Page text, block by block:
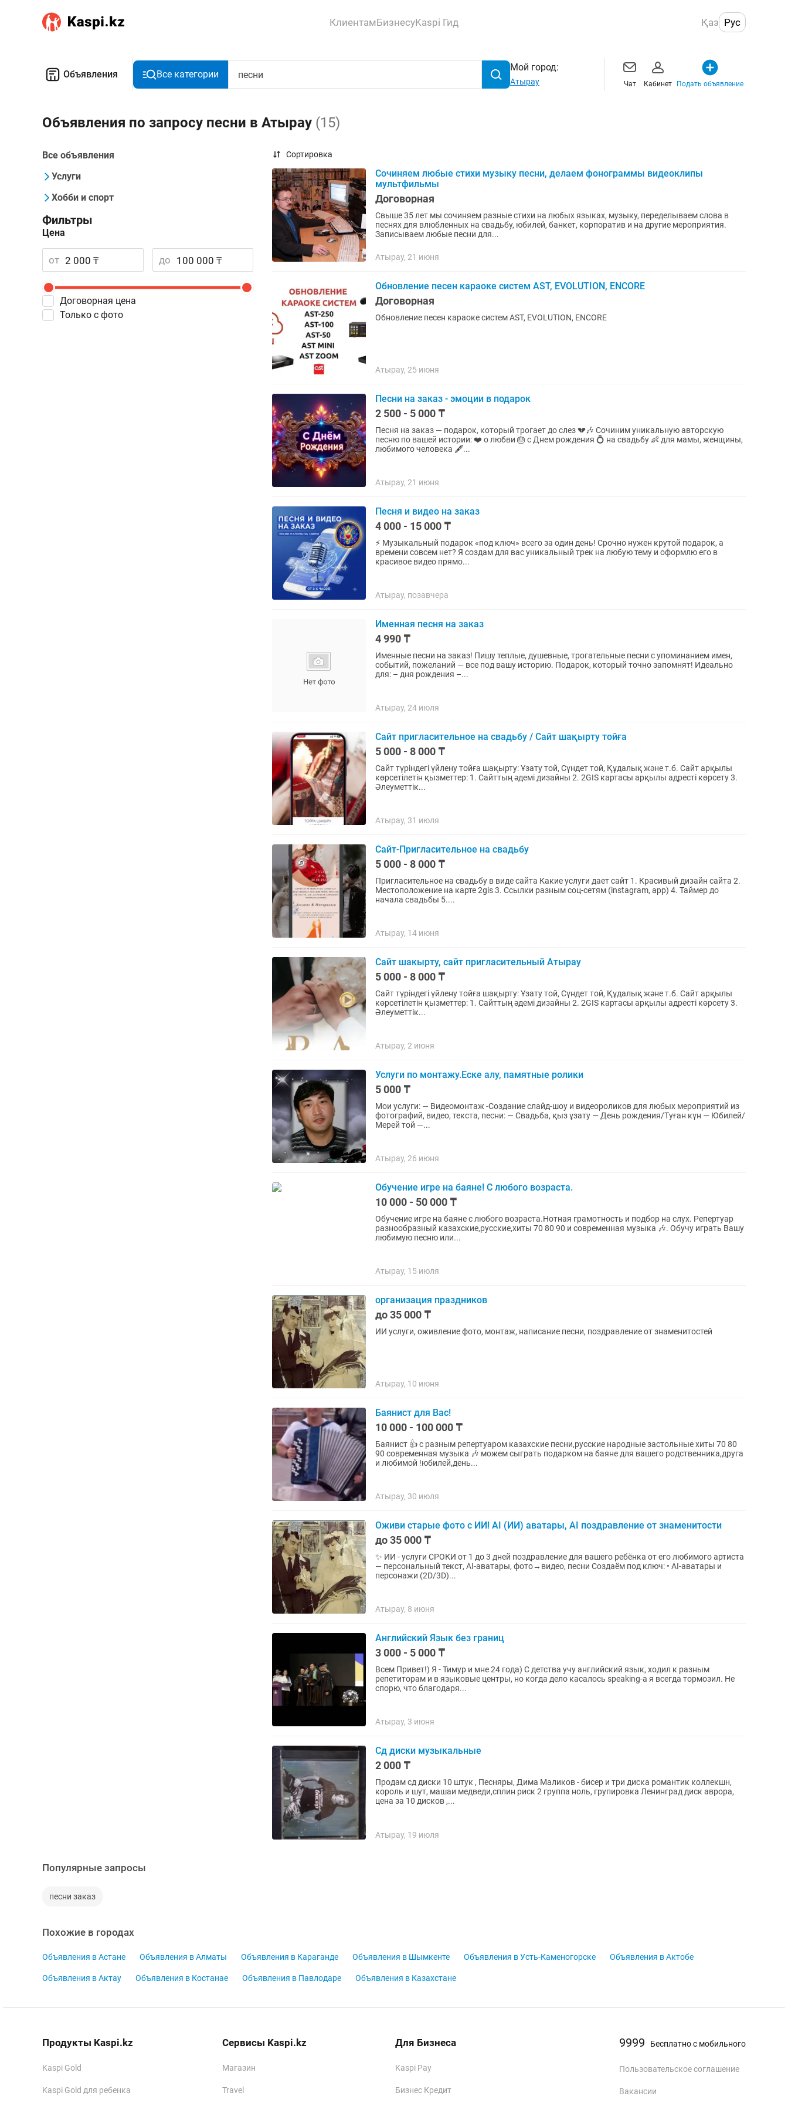
КлиентамБизнесуKaspi Гид Қаз Рус
Объявления Все категории
Мой город:
Атырау Чат Кабинет Подать объявление
Объявления по запросу песни в Атырау (15)
Все объявления
Услуги
Хобби и спорт
Фильтры
Цена
от до
Договорная цена
Только с фото
Сортировка
Сочиняем любые стихи музыку песни, делаем фонограммы видеоклипы
мультфильмы
Договорная
Свыше 35 лет мы сочиняем разные стихи на любых языках, музыку, переделываем слова в
песнях для влюбленных на свадьбу, юбилей, банкет, корпоратив и на другие мероприятия.
Записываем любые песни для...
Атырау, 21 июня
Обновление песен караоке систем AST, EVOLUTION, ENCORE
Договорная
Обновление песен караоке систем AST, EVOLUTION, ENCORE
Атырау, 25 июня
Песни на заказ - эмоции в подарок
2 500 - 5 000 ₸
Песня на заказ — подарок, который трогает до слез 💔🎶 Сочиним уникальную авторскую
песню по вашей истории: ❤️ о любви 🎂 с Днем рождения 💍 на свадьбу 👶 для мамы, женщины,
любимого человека 🖋️...
Атырау, 21 июня
Песня и видео на заказ
4 000 - 15 000 ₸
⚡️ Музыкальный подарок «под ключ» всего за один день! Срочно нужен крутой подарок, а
времени совсем нет? Я создам для вас уникальный трек на любую тему и оформлю его в
красивое видео прямо...
Атырау, позавчера
Именная песня на заказ
4 990 ₸
Именные песни на заказ! Пишу теплые, душевные, трогательные песни с упоминанием имен,
событий, пожеланий — все под вашу историю. Подарок, который точно запомнят! Идеально
для: – дня рождения –...
Атырау, 24 июля
Сайт пригласительное на свадьбу / Сайт шақырту тойға
5 000 - 8 000 ₸
Сайт түріндегі үйлену тойға шақырту: Ұзату той, Сүндет той, Құдалық және т.б. Сайт арқылы
көрсетілетін қызметтер: 1. Сайттың әдемі дизайны 2. 2GIS картасы арқылы адресті көрсету 3.
Әлеуметтік...
Атырау, 31 июля
Сайт-Пригласительное на свадьбу
5 000 - 8 000 ₸
Пригласительное на свадьбу в виде сайта Какие услуги дает сайт 1. Красивый дизайн сайта 2.
Местоположение на карте 2gis 3. Ссылки разным соц-сетям (instagram, app) 4. Таймер до
начала свадьбы 5....
Атырау, 14 июня
Сайт шакырту, сайт пригласительный Атырау
5 000 - 8 000 ₸
Сайт түріндегі үйлену тойға шақырту: Ұзату той, Сүндет той, Құдалық және т.б. Сайт арқылы
көрсетілетін қызметтер: 1. Сайттың әдемі дизайны 2. 2GIS картасы арқылы адресті көрсету 3.
Әлеуметтік...
Атырау, 2 июня
Услуги по монтажу.Еске алу, памятные ролики
5 000 ₸
Мои услуги: — Видеомонтаж -Создание слайд-шоу и видеороликов для любых мероприятий из
фотографий, видео, текста, песни: — Свадьба, қыз ұзату — День рождения/Туған күн — Юбилей/
Мерей той —...
Атырау, 26 июня
Обучение игре на баяне! С любого возраста.
10 000 - 50 000 ₸
Обучение игре на баяне с любого возраста.Нотная грамотность и подбор на слух. Репертуар
разнообразный казахские,русские,хиты 70 80 90 и современная музыка 🎶. Обучу играть Вашу
любимую песню или...
Атырау, 15 июля
организация праздников
до 35 000 ₸
ИИ услуги, оживление фото, монтаж, написание песни, поздравление от знаменитостей
Атырау, 10 июня
Баянист для Вас!
10 000 - 100 000 ₸
Баянист 👍 с разным репертуаром казахские песни,русские народные застольные хиты 70 80
90 современная музыка 🎶 можем сыграть подарком на баяне для вашего родственника,друга
и любимой !юбилей,день...
Атырау, 30 июля
Оживи старые фото с ИИ! AI (ИИ) аватары, AI поздравление от знаменитости
до 35 000 ₸
✨ ИИ ‑ услуги СРОКИ от 1 до 3 дней поздравление для вашего ребёнка от его любимого артиста
— персональный текст, AI‑аватары, фото→видео, песни Создаём под ключ: • AI‑аватары и
персонажи (2D/3D)...
Атырау, 8 июня
Английский Язык без границ
3 000 - 5 000 ₸
Всем Привет!) Я - Тимур и мне 24 года) С детства учу английский язык, ходил к разным
репетиторам и в языковые центры, но когда дело касалось speaking-а я всегда тормозил. Не
спорю, что благодаря...
Атырау, 3 июня
Сд диски музыкальные
2 000 ₸
Продам сд диски 10 штук , Песняры, Дима Маликов - бисер и три диска романтик коллекшн,
король и шут, машаи медведи,сплин риск 2 группа ноль, групировка Ленинград диск аврора,
цена за 10 дисков ,...
Атырау, 19 июля
Популярные запросы
песни заказ
Похожие в городах
Объявления в Астане Объявления в Алматы Объявления в Караганде Объявления в Шымкенте Объявления в Усть-Каменогорске Объявления в Актобе
Объявления в Актау Объявления в Костанае Объявления в Павлодаре Объявления в Казахстане
Продукты Kaspi.kz
Kaspi Gold
Kaspi Gold для ребенка
Сервисы Kaspi.kz
Магазин
Travel
Для Бизнеса
Kaspi Pay
Бизнес Кредит
9999 Бесплатно с мобильного
Пользовательское соглашение
Вакансии